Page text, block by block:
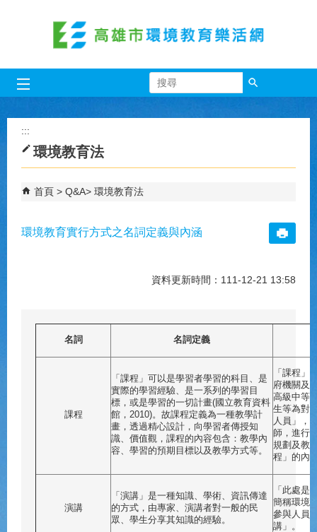
搜尋
:::
環境教育法
首頁 Q&A 環境教育法
環境教育實行方式之名詞定義與內涵
資料更新時間：111-12-21 13:58
名詞 名詞定義
課程
「課程」可以是學習者學習的科目、是
實際的學習經驗、是一系列的學習目
標，或是學習的一切計畫(國立教育資料
館，2010)。故課程定義為一種教學計
畫，透過精心設計，向學習者傳授知
識、價值觀，課程的內容包含：教學內
容、學習的預期目標以及教學方式等。
「課程」
府機關及
高級中等
生等為對
人員」，
師，進行
規劃及教
程」的內
演講
「演講」是一種知識、學術、資訊傳達
的方式，由專家、演講者對一般的民
眾、學生分享其知識的經驗。
「此處是
簡稱環境
參與人員
講」。